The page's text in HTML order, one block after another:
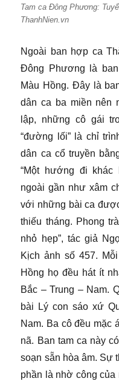
Tam ca Đông Phương:
ThanhNien.vn
Ngoài ban hợp ca
Đông Phương là
Màu Hồng. Đây là
dân ca ba miền nên
lập, những cô gái
“đường lối” là chỉ
dân ca cổ truyền
“Một hướng đi
ngoài gần như xâm
với những bài ca
thiếu tháng. Phong
nhỏ hẹp”, tác giả
Kịch ảnh số 457.
Hồng họ đều hát ít
Bắc – Trung – Nam.
bài Lý con sáo xứ
Nam. Ba cô đều mặc
nã. Ban tam ca này
soạn sẵn hòa âm. Sự
phần là nhờ công của